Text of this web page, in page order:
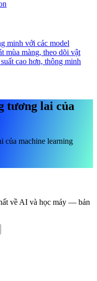
minh với các model
mùa màng, theo dõi vật
cao hơn, thông minh
tương lai của
của machine learning
về AI và học máy — bản